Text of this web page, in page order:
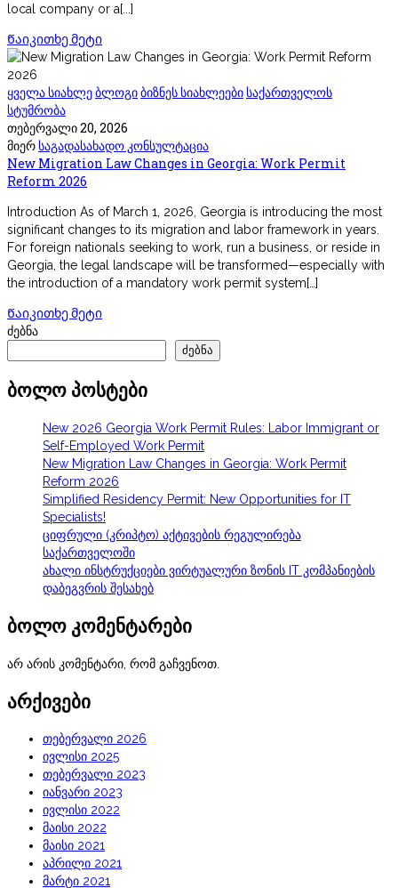
local company or a[...]
Წაიკითხე მეტი
ყველა სიახლებლოგიბიზნეს სიახლეებისაქართველოს
სტუმრობა
თებერვალი 20, 2026
მიერსაგადასახადო კონსულტაცია
New Migration Law Changes in Georgia: Work Permit
Reform 2026
Introduction As of March 1, 2026, Georgia is introducing the most
significant changes to its migration and labor framework in years.
For foreign nationals seeking to work, run a business, or reside in
Georgia, the legal landscape will be transformed—especially with
the introduction of a mandatory work permit system[…]
Წაიკითხე მეტი
ძებნა
ძებნა
ბოლო პოსტები
New 2026 Georgia Work Permit Rules: Labor Immigrant or
Self-Employed Work Permit
New Migration Law Changes in Georgia: Work Permit
Reform 2026
Simplified Residency Permit: New Opportunities for IT
Specialists!
ციფრული (კრიპტო) აქტივების რეგულირება
საქართველოში
ახალი ინსტრუქციები ვირტუალური ზონის IT კომპანიების
დაბეგვრის შესახებ
ბოლო კომენტარები
არ არის კომენტარი, რომ გაჩვენოთ.
არქივები
თებერვალი 2026
ივლისი 2025
თებერვალი 2023
იანვარი 2023
ივლისი 2022
მაისი 2022
მაისი 2021
აპრილი 2021
მარტი 2021